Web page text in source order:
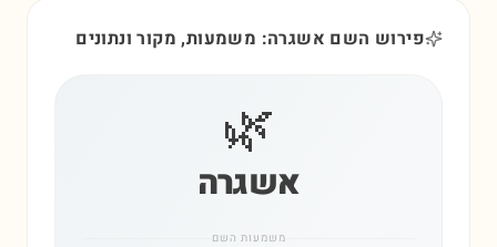
פירוש השם אשגרה: משמעות, מקור ונתונים
🌿
אשגרה
משמעות השם